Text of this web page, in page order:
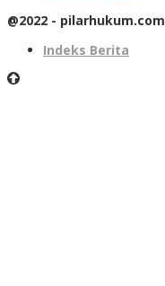
@2022 - pilarhukum.com
Indeks Berita